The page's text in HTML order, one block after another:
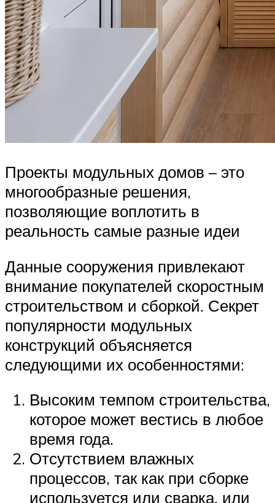
Проекты модульных домов – это
многообразные решения,
позволяющие воплотить в
реальность самые разные идеи
Данные сооружения привлекают
внимание покупателей скоростным
строительством и сборкой. Секрет
популярности модульных
конструкций объясняется
следующими их особенностями:
Высоким темпом строительства,
которое может вестись в любое
время года.
Отсутствием влажных
процессов, так как при сборке
используется или сварка, или